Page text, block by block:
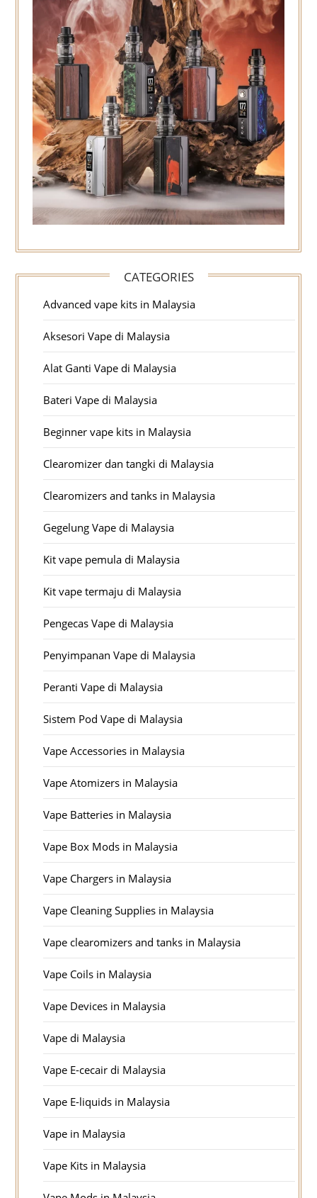
CATEGORIES
Advanced vape kits in Malaysia
Aksesori Vape di Malaysia
Alat Ganti Vape di Malaysia
Bateri Vape di Malaysia
Beginner vape kits in Malaysia
Clearomizer dan tangki di Malaysia
Clearomizers and tanks in Malaysia
Gegelung Vape di Malaysia
Kit vape pemula di Malaysia
Kit vape termaju di Malaysia
Pengecas Vape di Malaysia
Penyimpanan Vape di Malaysia
Peranti Vape di Malaysia
Sistem Pod Vape di Malaysia
Vape Accessories in Malaysia
Vape Atomizers in Malaysia
Vape Batteries in Malaysia
Vape Box Mods in Malaysia
Vape Chargers in Malaysia
Vape Cleaning Supplies in Malaysia
Vape clearomizers and tanks in Malaysia
Vape Coils in Malaysia
Vape Devices in Malaysia
Vape di Malaysia
Vape E-cecair di Malaysia
Vape E-liquids in Malaysia
Vape in Malaysia
Vape Kits in Malaysia